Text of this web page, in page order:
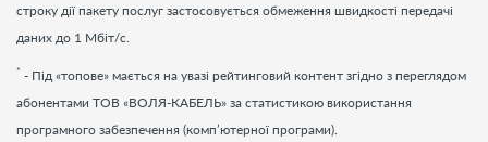
строку дії пакету послуг застосовується обмеження швидкості передачі
даних до 1 Мбіт/c.
* - Під «топове» мається на увазі рейтинговий контент згідно з переглядом
абонентами ТОВ «ВОЛЯ-КАБЕЛЬ» за статистикою використання
програмного забезпечення (комп’ютерної програми).